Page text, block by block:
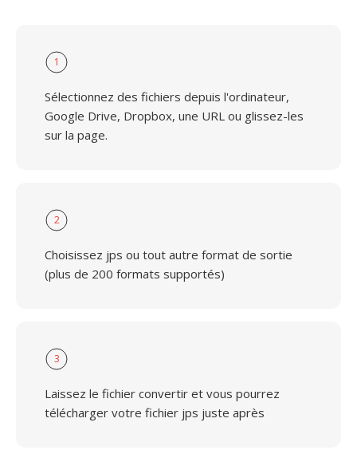
1
Sélectionnez des fichiers depuis l'ordinateur,
Google Drive, Dropbox, une URL ou glissez-les
sur la page.
2
Choisissez jps ou tout autre format de sortie
(plus de 200 formats supportés)
3
Laissez le fichier convertir et vous pourrez
télécharger votre fichier jps juste après